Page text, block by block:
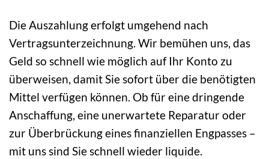
Die Auszahlung erfolgt umgehend nach
Vertragsunterzeichnung. Wir bemühen uns, das
Geld so schnell wie möglich auf Ihr Konto zu
überweisen, damit Sie sofort über die benötigten
Mittel verfügen können. Ob für eine dringende
Anschaffung, eine unerwartete Reparatur oder
zur Überbrückung eines finanziellen Engpasses –
mit uns sind Sie schnell wieder liquide.